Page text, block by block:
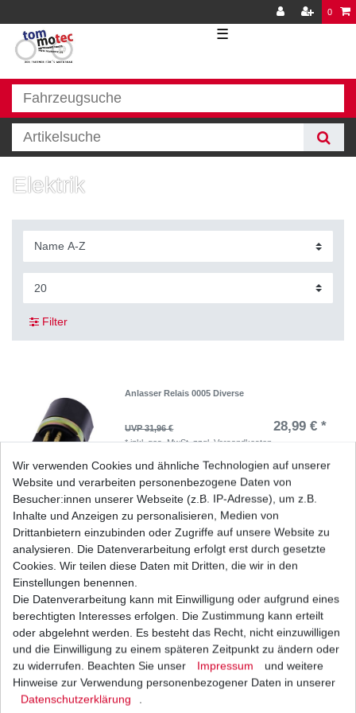
0
☰
Elektrik
Filter
Anlasser Relais 0005 Diverse
UVP 31,96 € 28,99 € *
*inkl. ges. MwSt.zzgl.Versandkosten
Batterie Yuasa YB14L-A2 High Quality
UVP 89,81 € 85,97 € *
1 Stück
zzgl. Versandkosten
GEL Batterie YB14L-A2
UVP 71,03 €
Wir verwenden Cookies und ähnliche Technologien auf unserer
Website und verarbeiten personenbezogene Daten von
Besucher:innen unserer Webseite (z.B. IP-Adresse), um z.B.
Inhalte und Anzeigen zu personalisieren, Medien von
Drittanbietern einzubinden oder Zugriffe auf unsere Website zu
analysieren. Die Datenverarbeitung erfolgt erst durch gesetzte
Cookies. Wir teilen diese Daten mit Dritten, die wir in den
Einstellungen benennen.
Die Datenverarbeitung kann mit Einwilligung oder aufgrund eines
berechtigten Interesses erfolgen. Die Zustimmung kann erteilt
oder abgelehnt werden. Es besteht das Recht, nicht einzuwilligen
und die Einwilligung zu einem späteren Zeitpunkt zu ändern oder
zu widerrufen. Beachten Sie unser
Impressum
und weitere
Hinweise zur Verwendung personenbezogener Daten in unserer
Daten­schutz­erklärung
.